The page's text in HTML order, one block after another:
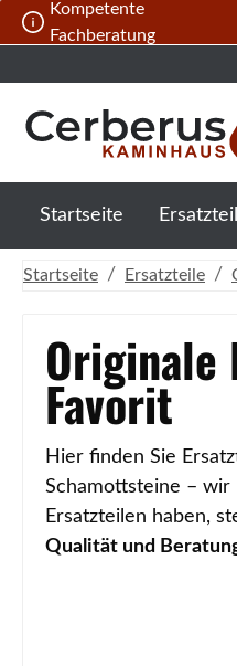
Hauptinhalt springen
Zur Suche springen
Zur Hauptnavigation
Kompetente
Fachberatung
Startseite
Startseite / Ersatzteile /
Originale
Favorit
Hier finden Sie
Schamottsteine – wir
Ersatzteilen haben,
Qualität und